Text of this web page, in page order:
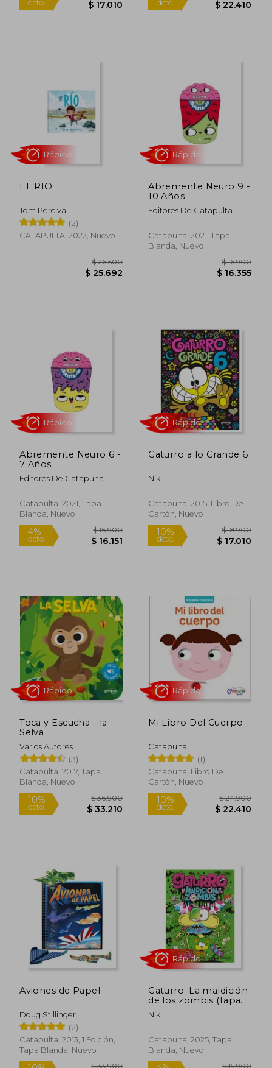
10% $ 18.900
Rápido
10%
dcto.
EL RIO
Tom Percival
(2)
CATAPULTA, 2022, Nuevo
$ 26.500
$ 25.692
Rápido
Abremente Neuro 9 -
10 Años
Editores De Catapulta
Catapulta, 2021, Tapa
Blanda, Nuevo
$
$
Rápido
Abremente Neuro 6 -
7 Años
Editores De Catapulta
Catapulta, 2021, Tapa
Blanda, Nuevo
Gaturro a lo Grande 6
Nik
Catapulta, 2015, Libro De
Cartón, Nuevo
Toca y Escucha - la
Selva
Varios Autores
(3)
Catapulta, 2017, Tapa
Blanda, Nuevo
Rápido
Mi Libro Del Cuerpo
Catapulta
(1)
Catapulta, Libro De
Cartón, Nuevo
Aviones de Papel
Doug Stillinger
(2)
Catapulta, 2013, 1 Edición,
Tapa Blanda, Nuevo
Gaturro: La maldición
de los zombis (tapa
blanda)
Nik
Catapulta, 2025, Tapa
Blanda, Nuevo